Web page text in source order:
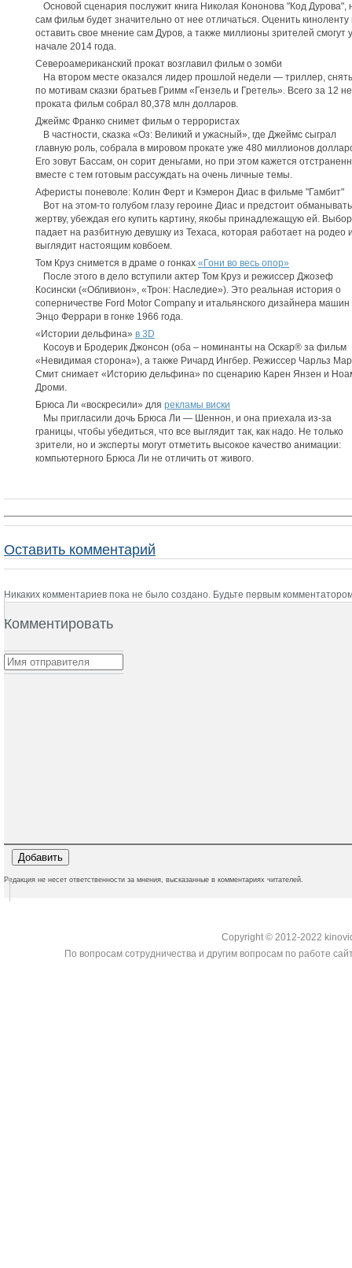
Основой сценария послужит книга Николая Кононова "Код Дурова",
сам фильм будет значительно от нее отличаться. Оценить киноленту
оставить свое мнение сам Дуров, а также миллионы зрителей смогут
начале 2014 года.
Североамериканский прокат возглавил фильм о зомби
На втором месте оказался лидер прошлой недели — триллер,
по мотивам сказки братьев Гримм «Гензель и Гретель». Всего за 12
проката фильм собрал 80,378 млн долларов.
Джеймс Франко снимет фильм о террористах
В частности, сказка «Оз: Великий и ужасный», где Джеймс сыграл
главную роль, собрала в мировом прокате уже 480 миллионов
Его зовут Бассам, он сорит деньгами, но при этом кажется
вместе с тем готовым рассуждать на очень личные темы.
Аферисты поневоле: Колин Ферт и Кэмерон Диас в фильме "Гамбит"
Вот на этом-то голубом глазу героине Диас и предстоит обманывать
жертву, убеждая его купить картину, якобы принадлежащую ей. Выбор
падает на разбитную девушку из Техаса, которая работает на родео
выглядит настоящим ковбоем.
Том Круз снимется в драме о гонках «Гони во весь опор»
После этого в дело вступили актер Том Круз и режиссер Джозеф
Косински («Обливион», «Трон: Наследие»). Это реальная история о
соперничестве Ford Motor Company и итальянского дизайнера машин
Энцо Феррари в гонке 1966 года.
«Истории дельфина» в 3D
Косоув и Бродерик Джонсон (оба – номинанты на Оскар® за фильм
«Невидимая сторона»), а также Ричард Ингбер. Режиссер Чарльз
Смит снимает «Историю дельфина» по сценарию Карен Янзен и
Дроми.
Брюса Ли «воскресили» для рекламы виски
Мы пригласили дочь Брюса Ли — Шеннон, и она приехала из-за
границы, чтобы убедиться, что все выглядит так, как надо. Не только
зрители, но и эксперты могут отметить высокое качество анимации:
компьютерного Брюса Ли не отличить от живого.
Оставить комментарий
Никаких комментариев пока не было создано. Будьте первым
Комментировать
Редакция не несет ответственности за мнения, высказанные в комментариях читателей.
Copyright © 2012-2022
По вопросам сотрудничества и другим вопросам по работе